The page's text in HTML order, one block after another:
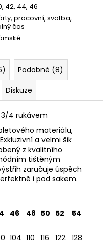
42, 44, 46
pracovní, svatba,
čas
Podobné (8)
Diskuze
3/4 rukávem
materiálu,
a velmi šik
z kvalitního
tištěným
zaručuje úspěch
i pod sakem.
46 48 50 52
54
104 110 116 122 128